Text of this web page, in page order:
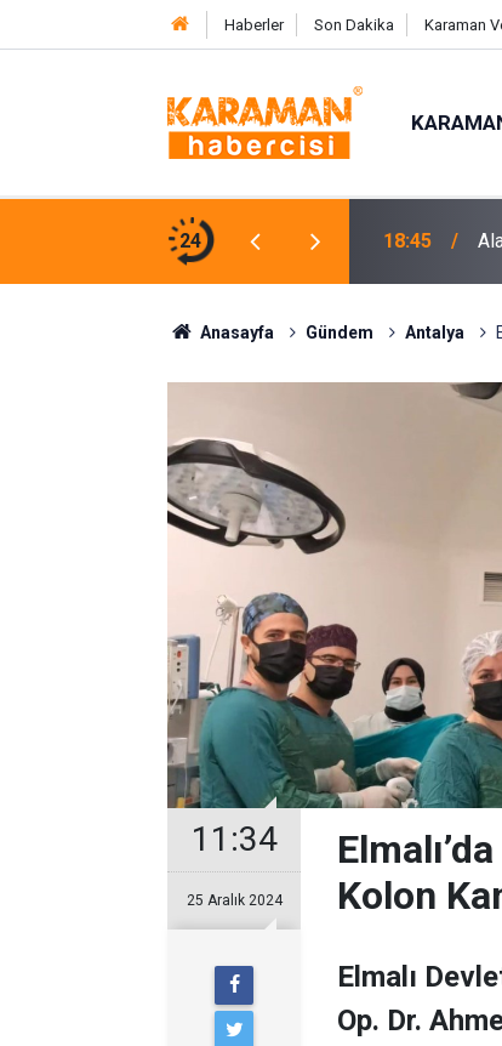
Haberler Son Dakika Karaman
24
Nefes Kesen Kurtarma Operasyonu 18:45
Anasayfa Gündem Antalya
11:34
25 Aralık 2024
Kolon
Elmalı
Op. Dr.